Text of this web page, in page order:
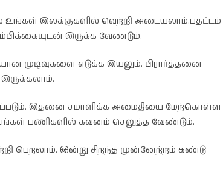
உங்கள் இலக்குகளில் வெற்றி அடையலாம்.பதட்டம்
இருக்க வேண்டும்.
முடிவுகளை எடுக்க இயலும். பிரார்த்தனை
இதனை சமாளிக்க அமைதியை மேற்கொள்ள
பணிகளில் கவனம் செலுத்த வேண்டும்.
பெறலாம். இன்று சிறந்த முன்னேற்றம் கண்டு